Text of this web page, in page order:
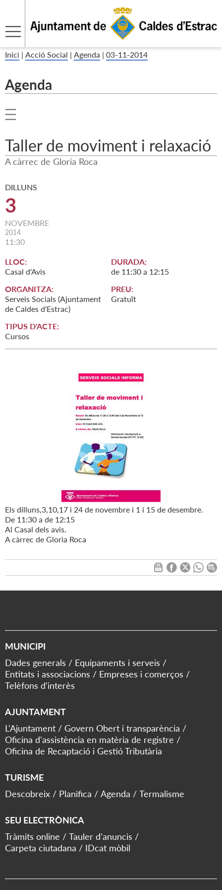
Inici | Acció Social | Agenda | 03-11-2014
Agenda
Taller de moviment i relaxació
A càrrec de Gloria Roca
DILLUNS
3
NOVEMBRE
2014
11:30
LLOC:
Casal d'Avis
DURADA:
de 11:30 a 12:15
ORGANITZA:
Serveis Socials (Ajuntament
de Caldes d'Estrac)
PREU:
Gratuït
TIPUS D'ACTE:
Cursos
Els dilluns,3,10,17 i 24 de novembre i 1 i 15 de desembre.
De 11:30 a de 12:15
Al Casal dels avis.
A càrrec de Gloria Roca
MUNICIPI
Dades generals
Equipaments i serveis
Entitats i associacions
Empreses i comerços
Telèfons d'interès
AJUNTAMENT
L'Ajuntament
Govern Obert i transparència
Oficina d'assistència en matèria de registre
Oficina de Recaptació i Gestió Tributària
TURISME
Descobreix
Planifica Agenda Termalisme
SEU ELECTRÒNICA
Tràmits online
Tauler d'anuncis
Carpeta ciutadana
IDcat mòbil